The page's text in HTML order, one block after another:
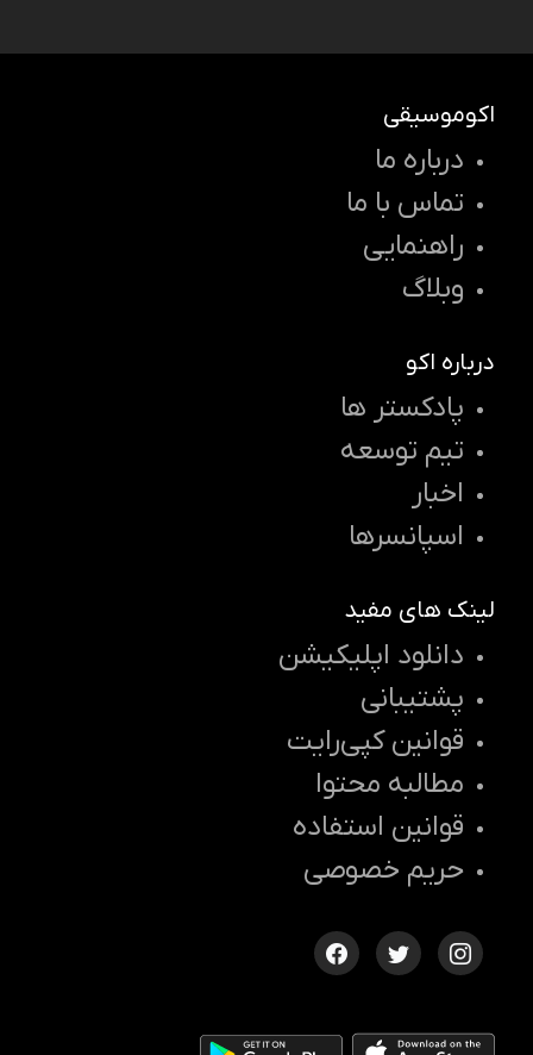
اکوموسیقی
درباره ما
تماس با ما
راهنمایی
وبلاگ
درباره اکو
پادکستر ها
تیم توسعه
اخبار
اسپانسرها
لینک های مفید
دانلود اپلیکیشن
پشتیبانی
قوانین کپی‌رایت
مطالبه محتوا
قوانین استفاده
حریم خصوصی